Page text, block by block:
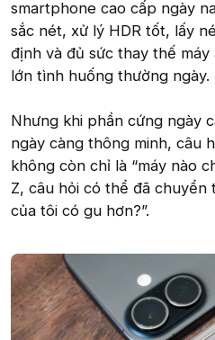
smartphone cao cấp ngày
sắc nét, xử lý HDR tốt, lấy
định và đủ sức thay thế
lớn tình huống thường ngày.
Nhưng khi phần cứng ngày
ngày càng thông minh, câu
không còn chỉ là “máy nào
Z, câu hỏi có thể đã chuyển
của tôi có gu hơn?”.